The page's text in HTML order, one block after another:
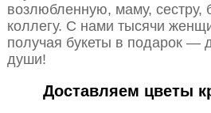
возлюбленную, маму, сестру,
коллегу. С нами тысячи
получая букеты в подарок —
души!
Доставляем цветы